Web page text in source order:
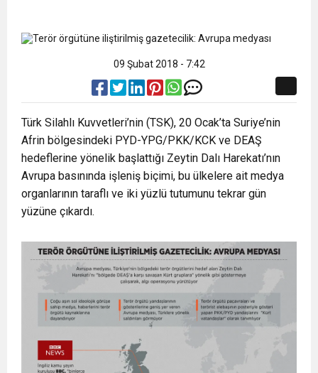
09 Şubat 2018 - 7:42
Türk Silahlı Kuvvetleri’nin (TSK), 20 Ocak’ta Suriye’nin
Afrin bölgesindeki PYD-YPG/PKK/KCK ve DEAŞ
hedeflerine yönelik başlattığı Zeytin Dalı Harekatı’nın
Avrupa basınında işleniş biçimi, bu ülkelere ait medya
organlarının taraflı ve iki yüzlü tutumunu tekrar gün
yüzüne çıkardı.